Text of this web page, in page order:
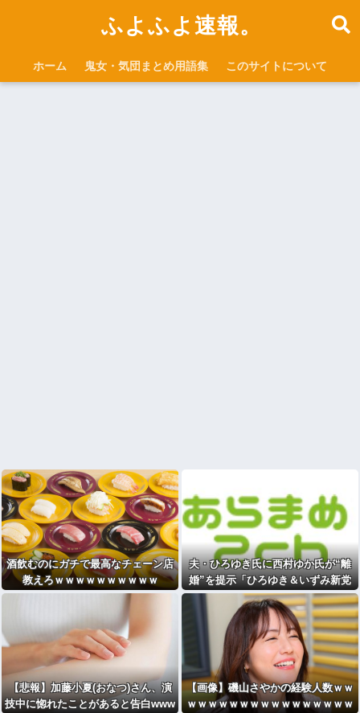
ふよふよ速報。
ホーム 鬼女・気団まとめ用語集 このサイトについて
酒飲むのにガチで最高なチェーン店
教えろｗｗｗｗｗｗｗｗｗｗ
夫・ひろゆき氏に西村ゆか氏が“離
婚”を提示「ひろゆき＆いずみ新党
（仮）」の届け出を知らされず激怒
[582792952]
【悲報】加藤小夏(おなつ)さん、演
技中に惚れたことがあると告白www
【画像】磯山さやかの経験人数ｗｗ
ｗｗｗｗｗｗｗｗｗｗｗｗｗｗｗｗ